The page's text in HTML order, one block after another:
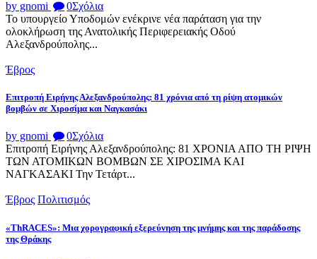
by gnomi 0Σχόλια
Το υπουργείο Υποδομών ενέκρινε νέα παράταση για την
ολοκλήρωση της Ανατολικής Περιφερειακής Οδού
Αλεξανδρούπολης...
Έβρος
Επιτροπή Ειρήνης Αλεξανδρούπολης: 81 χρόνια από τη ρίψη ατομικών
βομβών σε Χιροσίμα και Ναγκασάκι
by gnomi 0Σχόλια
Επιτροπή Ειρήνης Αλεξανδρούπολης: 81 ΧΡΟΝΙΑ ΑΠΟ ΤΗ ΡΙΨΗ
ΤΩΝ ΑΤΟΜΙΚΩΝ ΒΟΜΒΩΝ ΣΕ ΧΙΡΟΣΙΜΑ ΚΑΙ
ΝΑΓΚΑΣΑΚΙ Την Τετάρτ...
Έβρος Πολιτισμός
«ThRACES»: Μια χορογραφική εξερεύνηση της μνήμης και της παράδοσης
της Θράκης